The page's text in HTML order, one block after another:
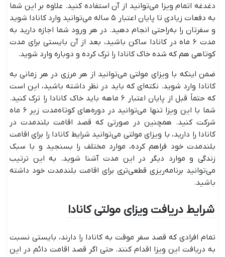
دغدغه اتمام ویزا می‌توانید از آن استفاده کنید. علاوه بر این شما
به دفعات زیادی تا پایان اعتبار ۵ ساله می‌توانید وارد کانادا شوید
و سفرتان را به‌راحتی انجام دهید. در هر ورود شما اجازه دارید به
مدت ۶ ماه در کانادا ساکن باشید، بعد از آن بایستی برای مدت
کوتاهی هم که شده خاک کانادا را ترک کرده و دوباره وارد شوید.
ضمن اینکه با ویزای مولتی می‌توانید از هر مرزی در هر زمانی به
کانادا وارد شوید. نکته‌ای که باید در نظر داشته باشید، این است
که حتماً قبل از پایان اعتبار ۶ ماهه باید خاک کانادا را ترک کنید.
شما با این ویزا تنها می‌توانید در دوره‌های کوتاه‌مدت زیر ۶ ماه
شرکت کنید. همچنین در صورتی که قصد اقامت بلندمدت در
کانادا را دارید، با ویزای مولتی می‌توانید شرایط کانادا را برای اقامت
بلندمدت خود فراهم کرده، موارد مختلف را بسنجید و با سبک
زندگی و موارد دیگر در این مدت آشنا شوید. به این ترتیب
می‌توانید برنامه‌ریزی قطعی‌تری برای اقامت بلندمدت خود داشته
باشید.
شرایط دریافت ویزای مولتی کانادا
تمام افرادی که قصد سفر موقت به کانادا را دارند، بایستی نسبت
به دریافت این ویزا اقدام کنند. حتی اگر قصد اقامت دائم در این